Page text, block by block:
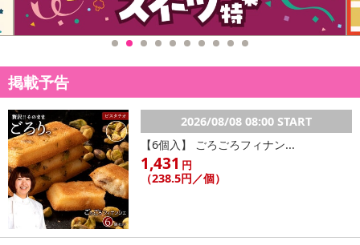
掲載予告
2026/08/08 08:00 START
【6個入】 ごろごろフィナン...
1,431 円
（238.5円／個）